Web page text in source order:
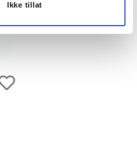
Ikke tillat